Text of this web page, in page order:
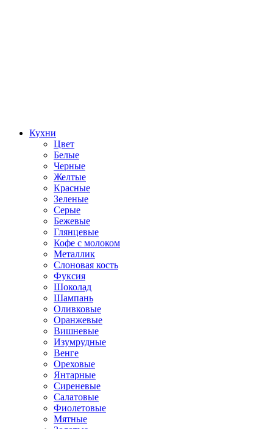
Кухни
Цвет
Белые
Черные
Желтые
Красные
Зеленые
Серые
Бежевые
Глянцевые
Кофе с молоком
Металлик
Слоновая кость
Фуксия
Шоколад
Шампань
Оливковые
Оранжевые
Вишневые
Изумрудные
Венге
Ореховые
Янтарные
Сиреневые
Салатовые
Фиолетовые
Мятные